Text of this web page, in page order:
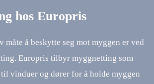
hos Europris
måte å beskytte seg mot myggen er ved
Europris tilbyr myggnetting som
vinduer og dører for å holde myggen